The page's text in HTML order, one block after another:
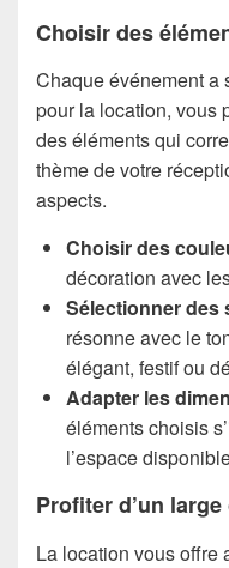
Choisir des
Chaque événement a
pour la location, vous
des éléments qui
thème de votre
aspects.
Choisir des
décoration avec
Sélectionner des
résonne avec le
élégant, festif ou
Adapter les
éléments choisis
l’espace
Profiter d’un
La location vous offre